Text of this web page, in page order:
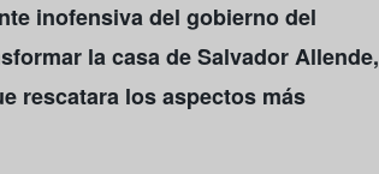
inofensiva del gobierno del
la casa de Salvador Allende,
rescatara los aspectos más